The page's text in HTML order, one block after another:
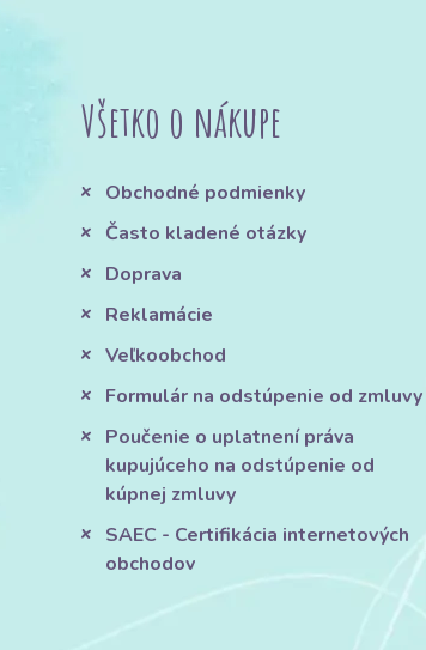
Všetko o nákupe
Obchodné podmienky
Často kladené otázky
Doprava
Reklamácie
Veľkoobchod
Formulár na odstúpenie od zmluvy
Poučenie o uplatnení práva
kupujúceho na odstúpenie od
kúpnej zmluvy
SAEC - Certifikácia internetových
obchodov